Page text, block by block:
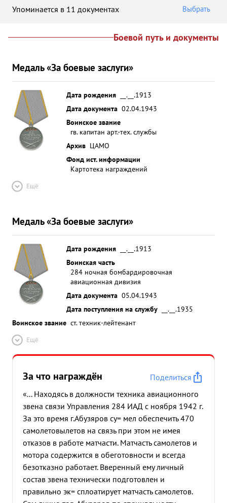
Упоминается в 11 документах Выбрать
Боевой путь и документы
Медаль «За боевые заслуги»
Дата рождения
__.__.1913
Дата документа 02.04.1943
Воинское звание
гв. капитан арт.-тех. службы
Архив ЦАМО
Фонд ист. информации
Картотека награждений
Ещё
Медаль «За боевые заслуги»
Дата рождения
__.__.1913
Воинская часть
284 ночная бомбардировочная
авиационная дивизия
Дата документа 05.04.1943
Дата поступления на службу
__.__.1935
Воинское звание ст. техник-лейтенант
Ещё
За что награждён
Поделиться
«... Находясь в должности техника авиационного
звена связи Управления 284 ИАД с ноября 1942 г.
За это время г.Абузяров су= мел обеспечить 470
самолетовылетов на связь при этом не имея
отказов в работе матчасти. Матчасть самолетов и
мотора содержится в обеготовности и всегда
безотказно работает. Вверенный ему личный
состав звена технически подготовлен и
правильно эк= сплоатирует матчасть самолетов.